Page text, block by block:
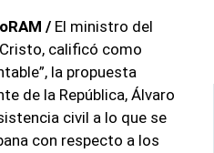
RAM / El ministro del
calificó como
la propuesta
de la República, Álvaro
civil a lo que se
con respecto a los